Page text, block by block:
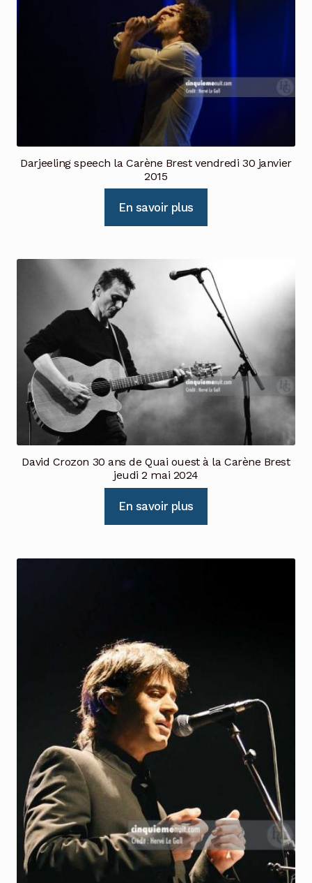
Darjeeling speech la Carène Brest vendredi 30 janvier
2015
En savoir plus
David Crozon 30 ans de Quai ouest à la Carène Brest
jeudi 2 mai 2024
En savoir plus